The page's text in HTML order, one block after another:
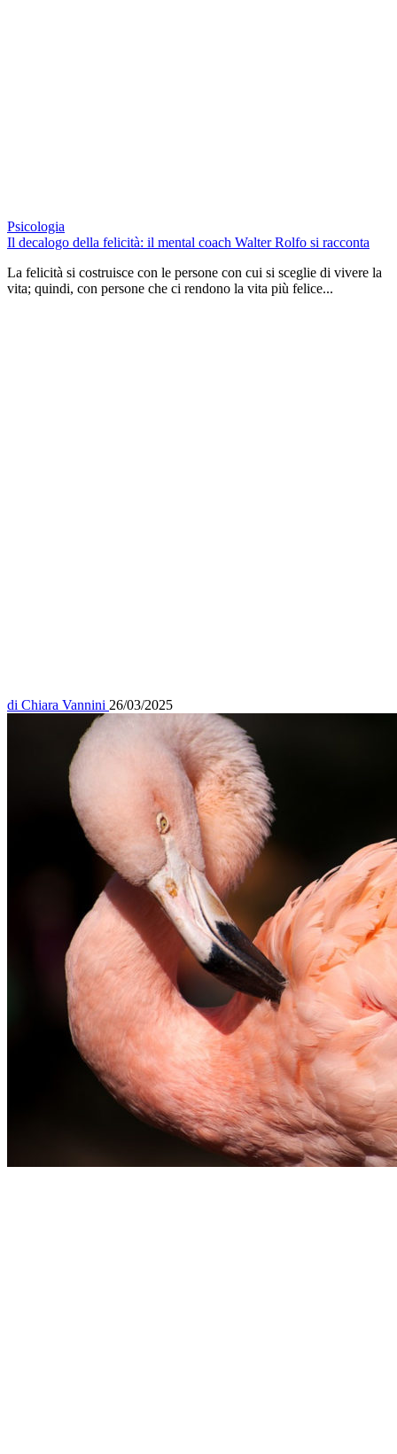
Psicologia
Il decalogo della felicità: il mental coach Walter Rolfo si racconta
La felicità si costruisce con le persone con cui si sceglie di vivere la
vita; quindi, con persone che ci rendono la vita più felice...
di Chiara Vannini 26/03/2025